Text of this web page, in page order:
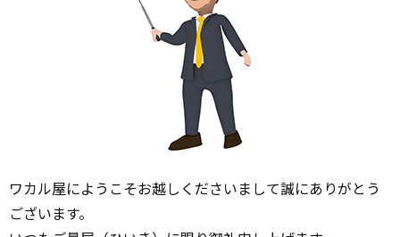
ワカル屋にようこそお越しくださいまして誠にありがとう
ございます。